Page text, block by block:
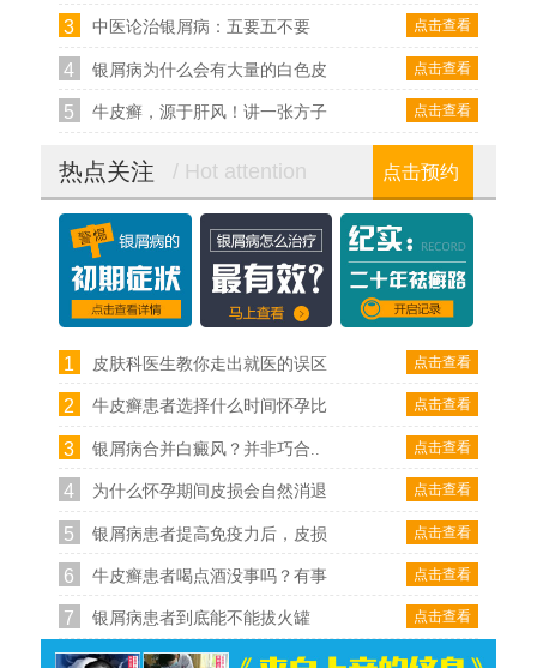
3 点击查看
中医论治银屑病：五要五不要
4 点击查看
银屑病为什么会有大量的白色皮
5 点击查看
牛皮癣，源于肝风！讲一张方子
热点关注 / Hot attention 点击预约
1 点击查看
皮肤科医生教你走出就医的误区
2 点击查看
牛皮癣患者选择什么时间怀孕比
3 点击查看
银屑病合并白癜风？并非巧合..
4 点击查看
为什么怀孕期间皮损会自然消退
5 点击查看
银屑病患者提高免疫力后，皮损
6 点击查看
牛皮癣患者喝点酒没事吗？有事
7 点击查看
银屑病患者到底能不能拔火罐